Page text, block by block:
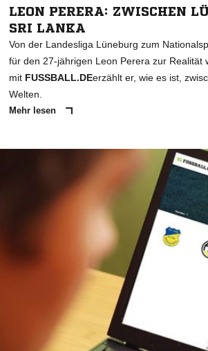
LEON PERERA: ZWISCHEN
SRI LANKA
Von der Landesliga Lüneburg zum
für den 27-jährigen Leon Perera zur Realität
mit FUSSBALL.DEerzählt er, wie es ist,
Welten.
Mehr lesen